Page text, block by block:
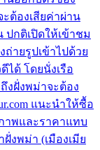
ต้องเสียค่าผ่าน
ปกติเปิดให้เข้าชม
ถ่ายรูปเข้าไปด้วย
ได้ โดยนั่งเรือ
งฝั่งพม่าจะต้อง
แนะนำให้ซื้อ
าพและราคาแทบ
งพม่า (เมืองเมีย